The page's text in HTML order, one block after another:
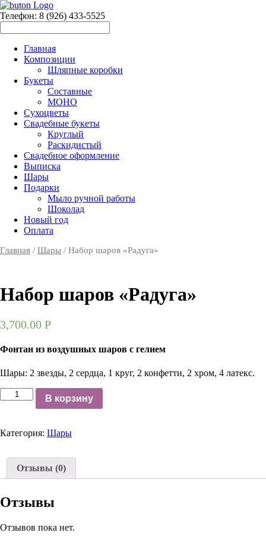
Телефон: 8 (926) 433-5525
Главная
Композиции
Шляпные коробки
Букеты
Составные
МОНО
Сухоцветы
Свадебные букеты
Круглый
Раскидистый
Свадебное оформление
Выписка
Шары
Подарки
Мыло ручной работы
Шоколад
Новый год
Оплата
Главная / Шары / Набор шаров «Радуга»
Набор шаров «Радуга»
3,700.00 Р
Фонтан из воздушных шаров с гелием
Шары: 2 звезды, 2 сердца, 1 круг, 2 конфетти, 2 хром, 4 латекс.
Количество
В корзину
Категория: Шары
Отзывы (0)
Отзывы
Отзывов пока нет.